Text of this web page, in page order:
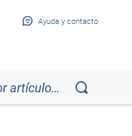
Ayuda y contacto